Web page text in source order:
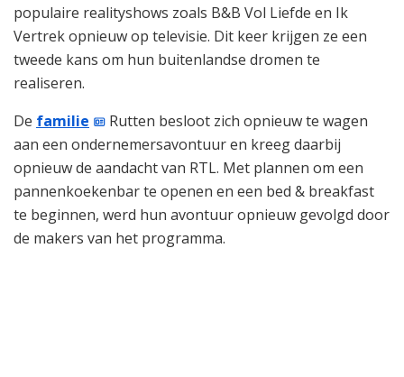
populaire realityshows zoals B&B Vol Liefde en Ik
Vertrek opnieuw op televisie. Dit keer krijgen ze een
tweede kans om hun buitenlandse dromen te
realiseren.
De familie
Rutten besloot zich opnieuw te wagen
aan een ondernemersavontuur en kreeg daarbij
opnieuw de aandacht van RTL. Met plannen om een
pannenkoekenbar te openen en een bed & breakfast
te beginnen, werd hun avontuur opnieuw gevolgd door
de makers van het programma.